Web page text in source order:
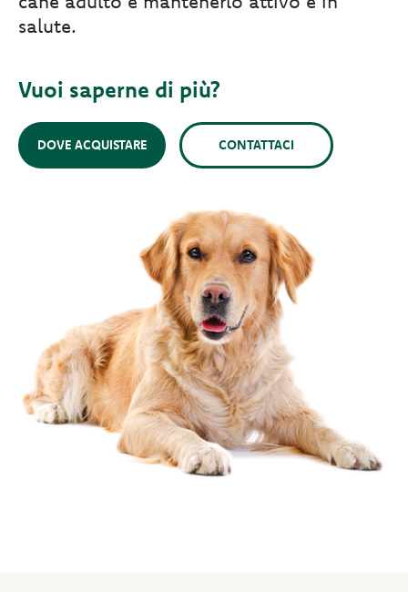
salute.
Vuoi saperne di più?
DOVE ACQUISTARE CONTATTACI